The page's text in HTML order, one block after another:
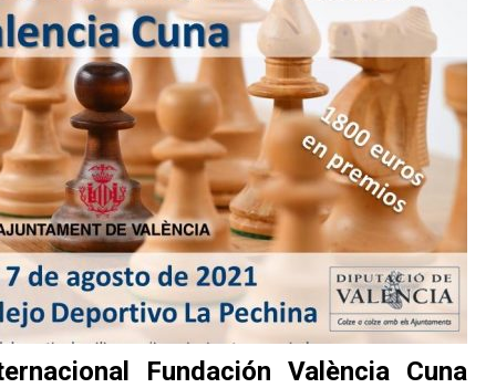
Fundación València Cuna